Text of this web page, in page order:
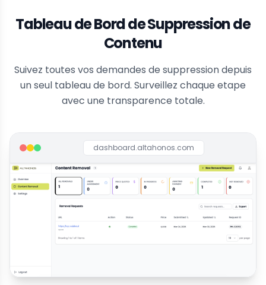
Tableau de Bord de Suppression de
Contenu
Suivez toutes vos demandes de suppression depuis
un seul tableau de bord. Surveillez chaque etape
avec une transparence totale.
dashboard.altahonos.com